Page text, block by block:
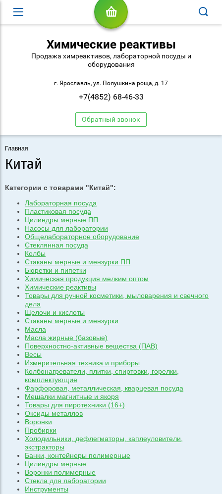
Химические реактивы
Продажа химреактивов, лабораторной посуды и
оборудования
г. Ярославль, ул. Полушкина роща, д. 17
+7(4852) 68-46-33
Обратный звонок
Главная
Китай
Категории с товарами "Китай":
Лабораторная посуда
Пластиковая посуда
Цилиндры мерные ПП
Насосы для лаборатории
Общелабораторное оборудование
Стеклянная посуда
Колбы
Стаканы мерные и мензурки ПП
Бюретки и пипетки
Химическая продукция мелким оптом
Химические реактивы
Товары для ручной косметики, мыловарения и свечного
дела
Щелочи и кислоты
Стаканы мерные и мензурки
Масла
Масла жирные (базовые)
Поверхностно-активные вещества (ПАВ)
Весы
Измерительная техника и приборы
Колбонагреватели, плитки, спиртовки, горелки,
комплектующие
Фарфоровая, металлическая, кварцевая посуда
Мешалки магнитные и якоря
Товары для пиротехники (16+)
Оксиды металлов
Воронки
Пробирки
Холодильники, дефлегматоры, каплеуловители,
экстракторы
Банки, контейнеры полимерные
Цилиндры мерные
Воронки полимерные
Стекла для лаборатории
Инструменты